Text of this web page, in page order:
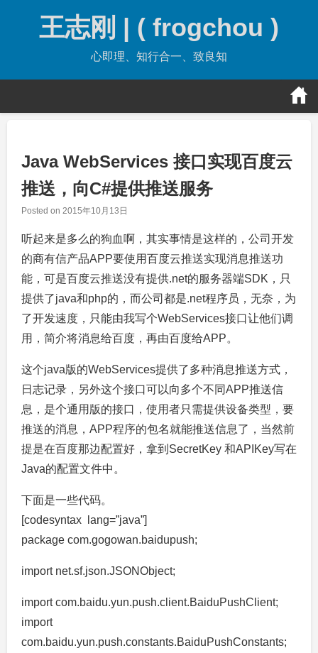
王志刚 | ( frogchou )
心即理、知行合一、致良知
Java WebServices 接口实现百度云
推送，向C#提供推送服务
Posted on 2015年10月13日
听起来是多么的狗血啊，其实事情是这样的，公司开发
的商有信产品APP要使用百度云推送实现消息推送功
能，可是百度云推送没有提供.net的服务器端SDK，只
提供了java和php的，而公司都是.net程序员，无奈，为
了开发速度，只能由我写个WebServices接口让他们调
用，简介将消息给百度，再由百度给APP。
这个java版的WebServices提供了多种消息推送方式，
日志记录，另外这个接口可以向多个不同APP推送信
息，是个通用版的接口，使用者只需提供设备类型，要
推送的消息，APP程序的包名就能推送信息了，当然前
提是在百度那边配置好，拿到SecretKey 和APIKey写在
Java的配置文件中。
下面是一些代码。
[codesyntax lang=”java”]
package com.gogowan.baidupush;
import net.sf.json.JSONObject;
import com.baidu.yun.push.client.BaiduPushClient;
import
com.baidu.yun.push.constants.BaiduPushConstants;